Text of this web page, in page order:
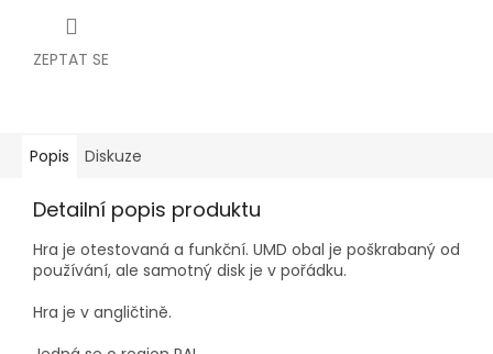
ZEPTAT SE
Popis Diskuze
Detailní popis produktu
Hra je otestovaná a funkční. UMD obal je poškrabaný od
používání, ale samotný disk je v pořádku.
Hra je v angličtině.